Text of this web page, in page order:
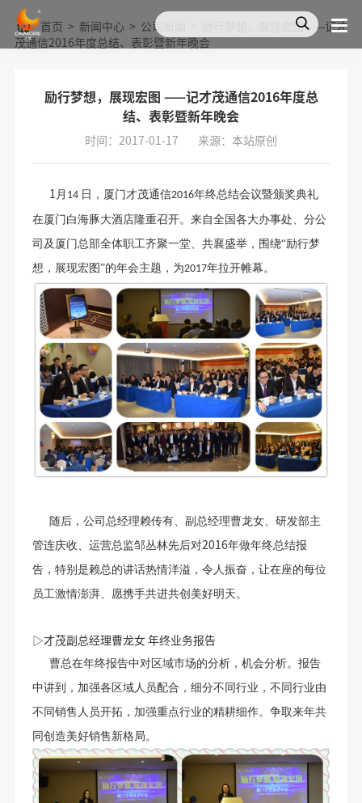
首页 > 新闻中心 > 公司新闻
励行梦想，展现宏图 ——记才
茂通信2016年度总结、表彰暨新年晚会
励行梦想，展现宏图 ——记才茂通信2016年度总
结、表彰暨新年晚会
时间：2017-01-17 来源：本站原创
1 月 14 日，厦门才茂通信2016年终总结会议暨颁奖典礼
在厦门白海豚大酒店隆重召开。来自全国各大办事处、分公
司及厦门总部全体职工齐聚一堂、共襄盛举，围绕“励行梦
想，展现宏图”的年会主题，为2017年拉开帷幕。
随后，公司总经理赖传有、副总经理曹龙女、研发部主
管连庆收、运营总监邹丛林先后对2016年做年终总结报
告，特别是赖总的讲话热情洋溢，令人振奋，让在座的每位
员工激情澎湃、愿携手共进共创美好明天。
▷才茂副总经理曹龙女 年终业务报告
曹总在年终报告中对区域市场的分析，机会分析。报告
中讲到，加强各区域人员配合，细分不同行业，不同行业由
不同销售人员开拓，加强重点行业的精耕细作。争取来年共
同创造美好销售新格局。